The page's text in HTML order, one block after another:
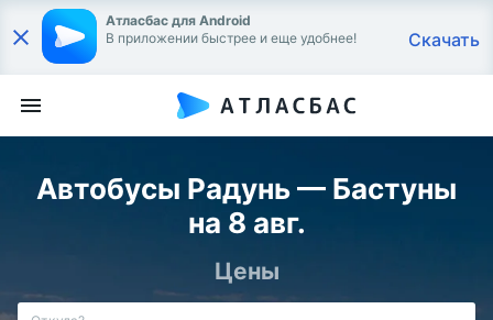
Атласбас для Android
В приложении быстрее и еще удобнее!
Скачать
Автобусы Радунь — Бастуны
на 8 авг.
Цены